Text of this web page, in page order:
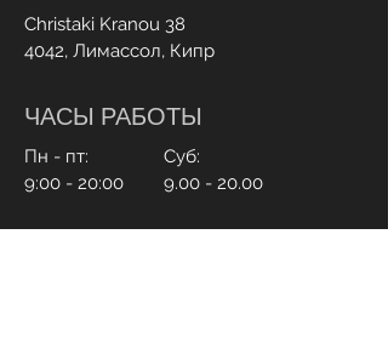
Christaki Kranou 38
4042, Лимассол, Кипр
ЧАСЫ РАБОТЫ
Пн - пт:
9:00 - 20:00
Суб:
9.00 - 20.00